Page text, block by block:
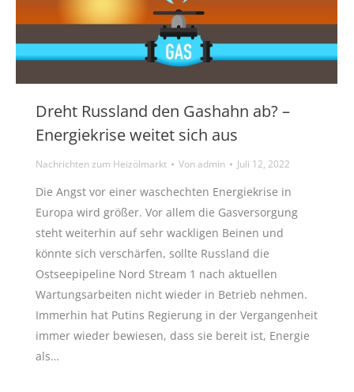
Dreht Russland den Gashahn ab? –
Energiekrise weitet sich aus
Nachrichten zum Heizölmarkt Vonadmin Juli 12, 2022
Die Angst vor einer waschechten Energiekrise in
Europa wird größer. Vor allem die Gasversorgung
steht weiterhin auf sehr wackligen Beinen und
könnte sich verschärfen, sollte Russland die
Ostseepipeline Nord Stream 1 nach aktuellen
Wartungsarbeiten nicht wieder in Betrieb nehmen.
Immerhin hat Putins Regierung in der Vergangenheit
immer wieder bewiesen, dass sie bereit ist, Energie
als…